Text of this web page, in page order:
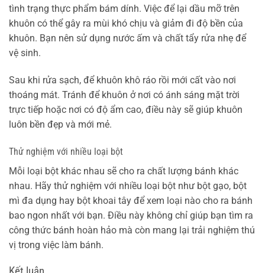
tình trạng thực phẩm bám dính. Việc để lại dầu mỡ trên
khuôn có thể gây ra mùi khó chịu và giảm đi độ bền của
khuôn. Bạn nên sử dụng nước ấm và chất tẩy rửa nhẹ để
vệ sinh.
Sau khi rửa sạch, để khuôn khô ráo rồi mới cất vào nơi
thoáng mát. Tránh để khuôn ở nơi có ánh sáng mặt trời
trực tiếp hoặc nơi có độ ẩm cao, điều này sẽ giúp khuôn
luôn bền đẹp và mới mẻ.
Thử nghiệm với nhiều loại bột
Mỗi loại bột khác nhau sẽ cho ra chất lượng bánh khác
nhau. Hãy thử nghiệm với nhiều loại bột như bột gạo, bột
mì đa dụng hay bột khoai tây để xem loại nào cho ra bánh
bao ngon nhất với bạn. Điều này không chỉ giúp bạn tìm ra
công thức bánh hoàn hảo mà còn mang lại trải nghiệm thú
vị trong việc làm bánh.